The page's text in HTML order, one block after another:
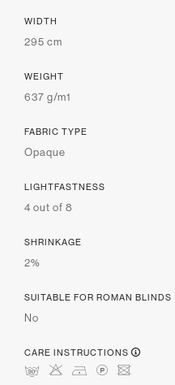
WIDTH
295 cm
WEIGHT
637 g/m1
FABRIC TYPE
Opaque
LIGHTFASTNESS
4 out of 8
SHRINKAGE
2%
SUITABLE FOR ROMAN BLINDS
No
CARE INSTRUCTIONS
mHDLU